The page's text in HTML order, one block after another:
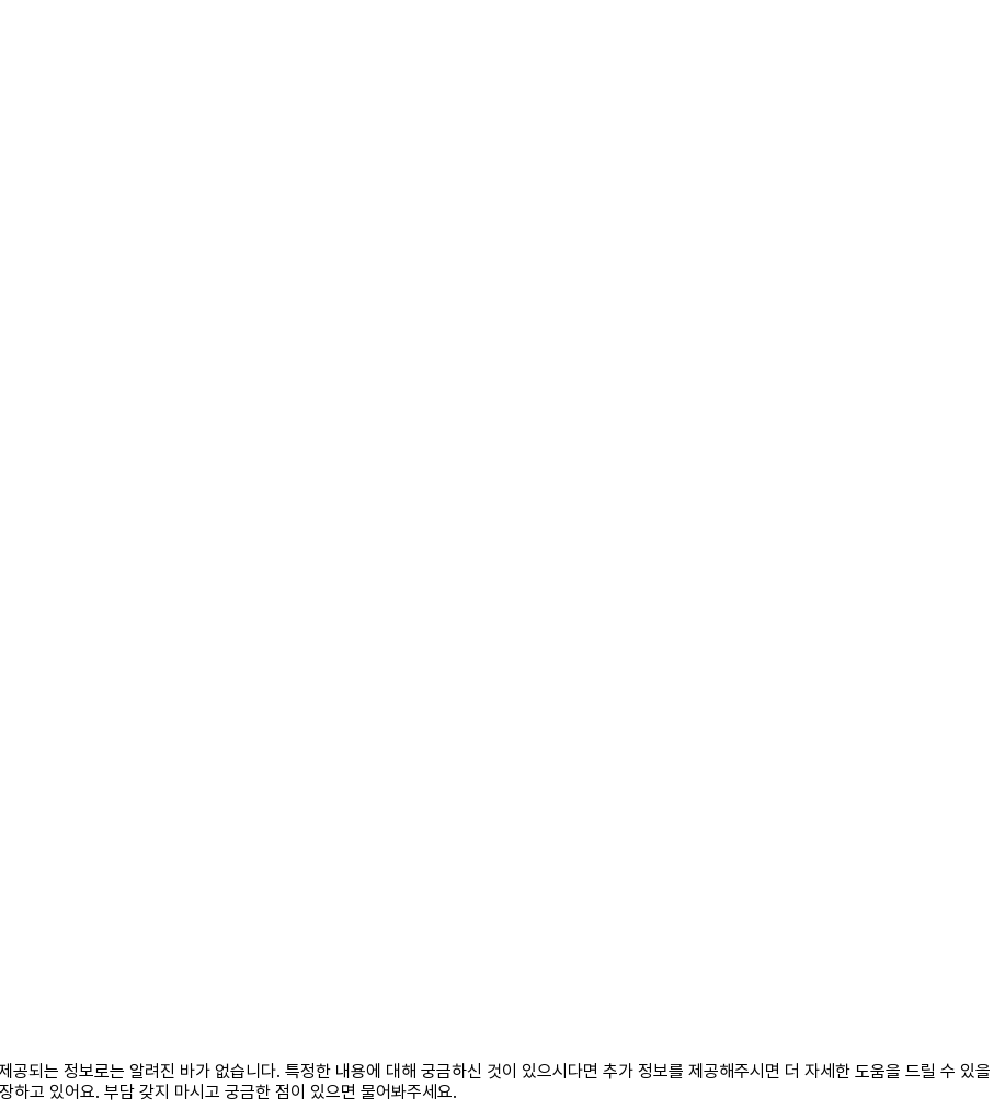
공되는 정보로는 알려진 바가 없습니다. 특정한 내용에 대해 궁금하신 것이 있으시다면 추가 정보를 제공해주시면 더 자세한 도움을 드릴 수 있을
하고 있어요. 부담 갖지 마시고 궁금한 점이 있으면 물어봐주세요.